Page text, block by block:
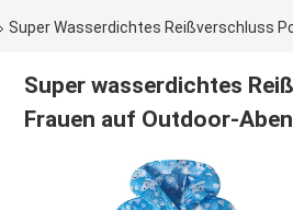
Super Wasserdichtes Reißverschluss
Super wasserdichtes
Frauen auf Outdoor-